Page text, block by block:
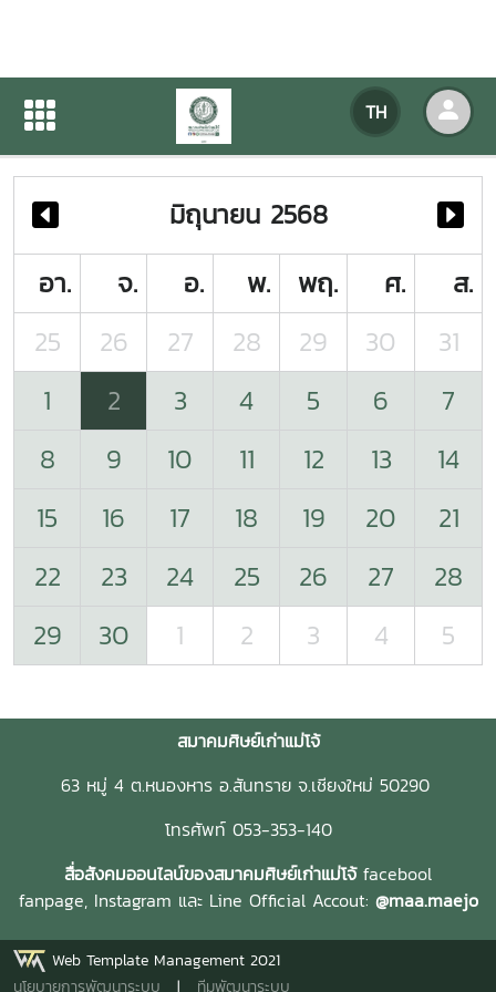
TH
ปฏิทินกิจกรรมของหน่วยงาน
ปฏิทินกิจกรรมของหน่วยงาน
มิถุนายน 2568
อา.
จ. อ. พ. พฤ. ศ.
ส.
25
26 27 28 29 30
31
1
2 3 4 5 6
7
8
9 10 11 12 13
14
15
16 17 18 19 20
21
22
23 24 25 26 27
28
29
30 1 2 3 4 5
สมาคมศิษย์เก่าแม่โจ้
63 หมู่ 4 ต.หนองหาร อ.สันทราย จ.เชียงใหม่ 50290
โทรศัพท์ 053-353-140
สื่อสังคมออนไลน์ของสมาคมศิษย์เก่าแม่โจ้ facebool
fanpage,Instagram และ Line Official Accout: @maa.maejo
Web Template Management 2021
นโยบายการพัฒนาระบบ | ทีมพัฒนาระบบ